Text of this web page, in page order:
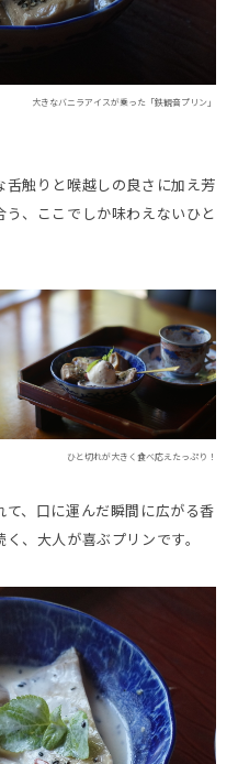
大きなバニラアイスが乗った「鉄観音プリン」
舌触りと喉越しの良さに加え芳
、ここでしか味わえないひと
ひと切れが大きく食べ応えたっぷり！
、口に運んだ瞬間に広がる香
、大人が喜ぶプリンです。